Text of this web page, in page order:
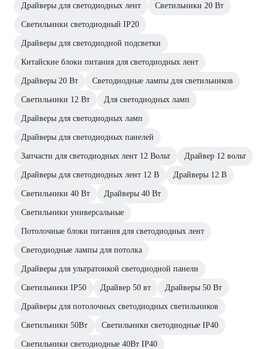
Драйверы для светодиодных лент Светильники 20 Вт
Светильники светодиодный IP20
Драйверы для светодиодной подсветки
Китайские блоки питания для светодиодных лент
Драйверы 20 Вт Светодиодные лампы для светильников
Светильники 12 Вт Для светодиодных ламп
Драйверы для светодиодных ламп
Драйверы для светодиодных панелей
Запчасти для светодиодных лент 12 Вольт Драйвер 12 вольт
Драйверы для светодиодных лент 12 В Драйверы 12 В
Светильники 40 Вт Драйверы 40 Вт
Светильники универсальные
Потолочные блоки питания для светодиодных лент
Светодиодные лампы для потолка
Драйверы для ультратонкой светодиодной панели
Светильники IP50 Драйвер 50 вт Драйверы 50 Вт
Драйверы для потолочных светодиодных светильников
Светильники 50Вт Светильники светодиодные IP40
Светильники светодиодные 40Вт IP40